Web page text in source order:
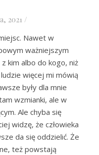
2021 /
Nawet w
ważniejszym
kim albo do kogo, niż
więcej mi mówią
były dla mnie
wzmianki, ale w
Ale chyba się
widzę, że człowieka
da się oddzielić. Że
też powstają